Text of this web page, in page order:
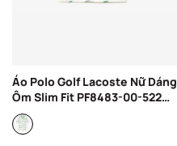
Áo Polo Golf Lacoste Nữ Dáng
Ôm Slim Fit PF8483-00-522
Màu Trắng